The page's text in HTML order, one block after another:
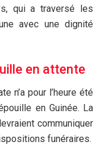
qui a traversé les
avec une dignité
en attente
n’a pour l’heure été
en Guinée. La
communiquer
funéraires.